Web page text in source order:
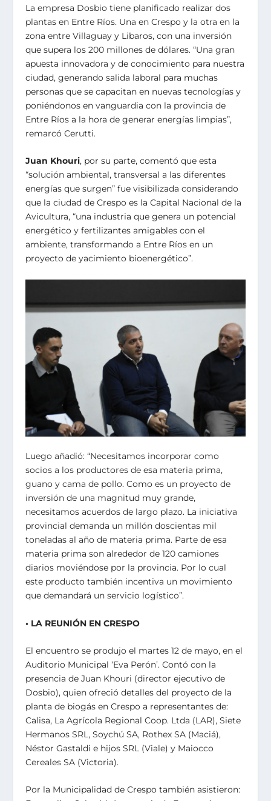
La empresa Dosbio tiene planificado realizar dos
plantas en Entre Ríos. Una en Crespo y la otra en la
zona entre Villaguay y Libaros, con una inversión
que supera los 200 millones de dólares. “Una gran
apuesta innovadora y de conocimiento para nuestra
ciudad, generando salida laboral para muchas
personas que se capacitan en nuevas tecnologías y
poniéndonos en vanguardia con la provincia de
Entre Ríos a la hora de generar energías limpias”,
remarcó Cerutti.
Juan Khouri, por su parte, comentó que esta
“solución ambiental, transversal a las diferentes
energías que surgen” fue visibilizada considerando
que la ciudad de Crespo es la Capital Nacional de la
Avicultura, “una industria que genera un potencial
energético y fertilizantes amigables con el
ambiente, transformando a Entre Ríos en un
proyecto de yacimiento bioenergético”.
Luego añadió: “Necesitamos incorporar como
socios a los productores de esa materia prima,
guano y cama de pollo. Como es un proyecto de
inversión de una magnitud muy grande,
necesitamos acuerdos de largo plazo. La iniciativa
provincial demanda un millón doscientas mil
toneladas al año de materia prima. Parte de esa
materia prima son alrededor de 120 camiones
diarios moviéndose por la provincia. Por lo cual
este producto también incentiva un movimiento
que demandará un servicio logístico”.
• LA REUNIÓN EN CRESPO
El encuentro se produjo el martes 12 de mayo, en el
Auditorio Municipal ‘Eva Perón’. Contó con la
presencia de Juan Khouri (director ejecutivo de
Dosbio), quien ofreció detalles del proyecto de la
planta de biogás en Crespo a representantes de:
Calisa, La Agrícola Regional Coop. Ltda (LAR), Siete
Hermanos SRL, Soychú SA, Rothex SA (Maciá),
Néstor Gastaldi e hijos SRL (Viale) y Maiocco
Cereales SA (Victoria).
Por la Municipalidad de Crespo también asistieron: